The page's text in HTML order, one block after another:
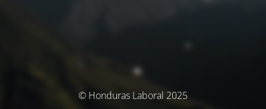
© Honduras Laboral 2025